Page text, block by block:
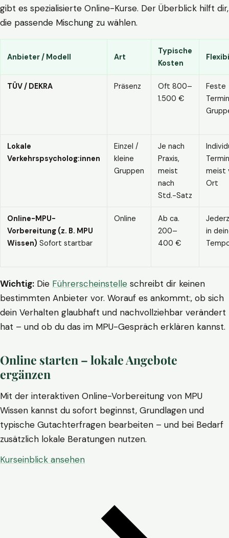
gibt es spezialisierte Online-Kurse. Der Überblick hilft dir,
die passende Mischung zu wählen.
Anbieter / Modell Art
Typische
Kosten
TÜV / DEKRA Präsenz
Oft 800–
1.500 €
Feste
Lokale
Verkehrspsycholog:innen
Einzel /
kleine
Gruppen
Je nach
Praxis,
meist
nach
Std.-Satz
meist
Ort
Online-MPU-
Vorbereitung (z. B. MPU
Wissen) Sofort startbar
Online
Ab ca.
200–
400 €
in
Wichtig: Die Führerscheinstelle schreibt dir keinen
bestimmten Anbieter vor. Worauf es ankommt:, ob sich
dein Verhalten glaubhaft und nachvollziehbar verändert
hat – und ob du das im MPU-Gespräch erklären kannst.
Online starten – lokale Angebote
ergänzen
Mit der interaktiven Online-Vorbereitung von MPU
Wissen kannst du sofort beginnst, Grundlagen und
typische Gutachterfragen bearbeiten – und bei Bedarf
zusätzlich lokale Beratungen nutzen.
Kurseinblick ansehen